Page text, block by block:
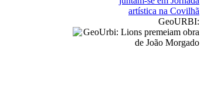
artística na Covilhã
GeoURBI: